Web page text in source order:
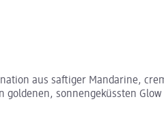
aus saftiger Mandarine,
sonnengeküssten